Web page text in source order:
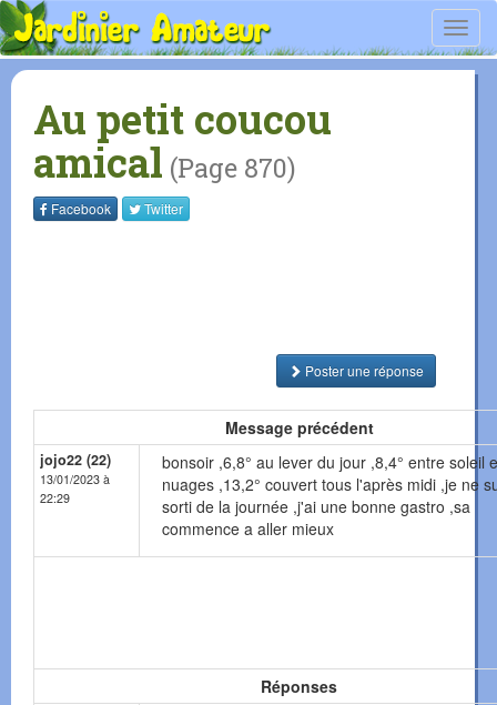
Au petit coucou
amical (Page 870)
Facebook Twitter
Poster une réponse
Message précédent
jojo22 (22)
13/01/2023 à
22:29
bonsoir ,6,8° au lever du jour ,8,4° entre soleil
nuages ,13,2° couvert tous l'après midi ,je ne
sorti de la journée ,j'ai une bonne gastro ,sa
commence a aller mieux
Réponses